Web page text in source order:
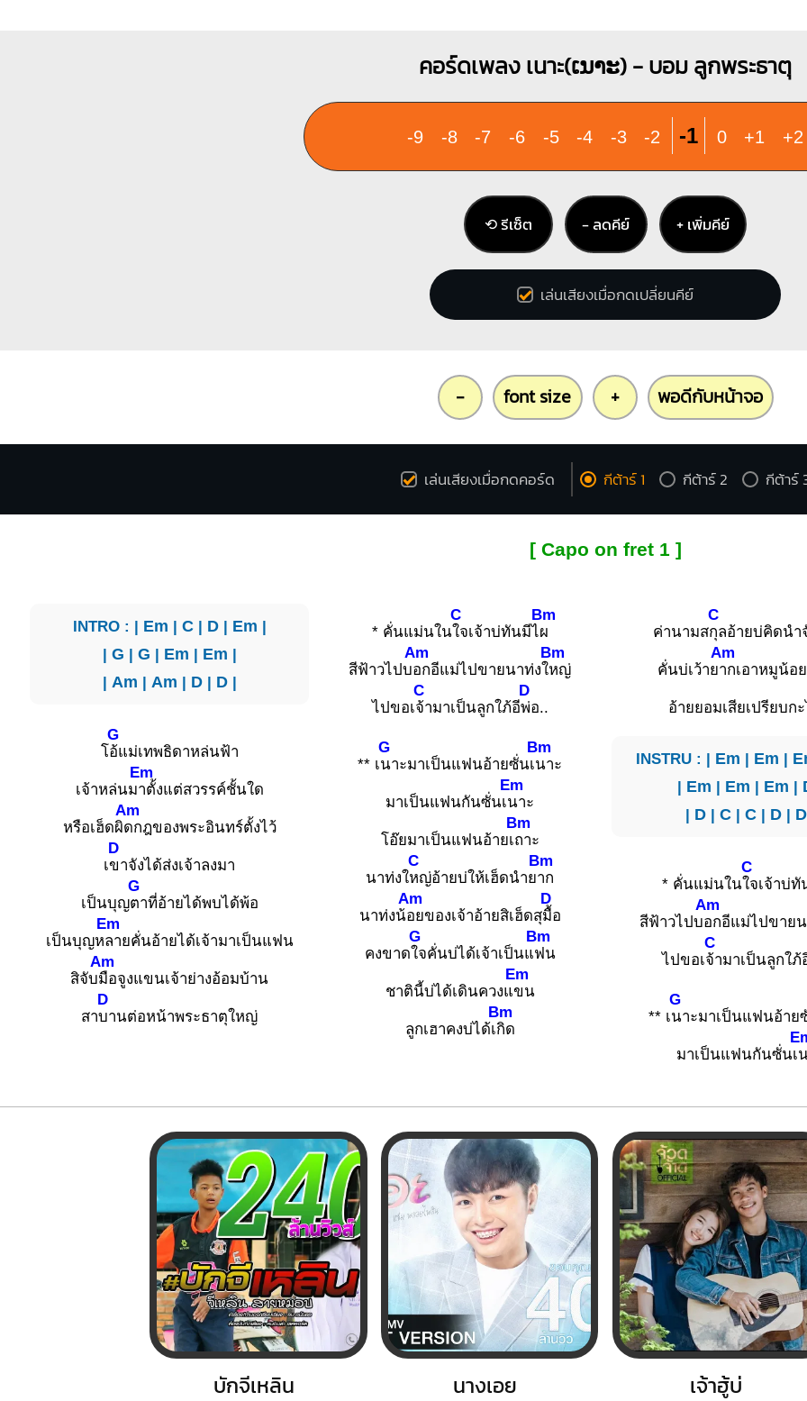
คอร์ดเพลง เนาะ(ເນາະ) - บอม ลูกพระธาตุ
-9 -8 -7 -6 -5 -4 -3 -2 -1 0 +1 +2
⟲ รีเซ็ต − ลดคีย์ + เพิ่มคีย์
เล่นเสียงเมื่อกดเปลี่ยนคีย์
- font size + พอดีกับหน้าจอ
เล่นเสียงเมื่อกดคอร์ด กีต้าร์ 1 กีต้าร์ 2 กีต้าร์
[ Capo on fret 1 ]
INTRO : | Em | C| D| Em |
| G | G | Em | Em |
| Am | Am | D| D|
โ
G
อ้แม่เทพธิดาหล่นฟ้า
เจ้าหล่นม
Em
าตั้งแต่สวรรค์ชั้นใด
หรือเฮ็ดผิ
Am
ดกฎของพระอินทร์ตั้งไว้
เ
D
ขาจังได้ส่งเจ้าลงมา
เป็นบุญ
G
ตาที่อ้ายได้พบได้พ้อ
เป็นบุญห
Em
ลายคั่นอ้ายได้เจ้ามาเป็นแฟน
สิจับ
Am
มือจูงแขนเจ้าย่างอ้อมบ้าน
สา
D
บานต่อหน้าพระธาตุใหญ่
* คั่นแม่นใน
C
ใจเจ้าบ่ทันมีไ
Bm
ผ
สีฟ้าวไปบ
Am
อกอีแม่ไปขายนาท่งใ
Bm
หญ่
ไปขอเ
C
จ้ามาเป็นลูกใภ้อี
D
พ่อ..
** เ
G
นาะมาเป็นแฟนอ้ายซั่นเ
Bm
นาะ
มาเป็นแฟนกันซั่นเ
Em
นาะ
โอ๊ยมาเป็นแฟนอ้ายเ
Bm
ถาะ
นาท่งใ
C
หญ่อ้ายบ่ให้เฮ็ดนำย
Bm
าก
นาท่งน้
Am
อยของเจ้าอ้ายสิเฮ็ดสุ
D
มื้อ
คงขาด
G
ใจคั่นบ่ได้เจ้าเป็นแ
Bm
ฟน
ชาตินี้บ่ได้เดินควงแ
Em
ขน
ลูกเฮาคงบ่ได้เ
Bm
กิด
ค่านามส
C
กุลอ้ายบ่คิดนำ
คั่นบ่เว้าย
Am
ากเอาหมูน้อ
อ้ายยอมเสียเปรียบก
INSTRU : | Em | Em |
| Em | Em | Em |
| D| C| C| D| D
* คั่นแม่นใน
C
ใจเจ้าบ่ทั
สีฟ้าวไปบ
Am
อกอีแม่ไปขายน
ไปขอเ
C
จ้ามาเป็นลูกใภ้
** เ
G
นาะมาเป็นแฟนอ้าย
มาเป็นแฟนกันซั่นเ
บักจีเหลิน นางเอย เจ้าฮู้บ่